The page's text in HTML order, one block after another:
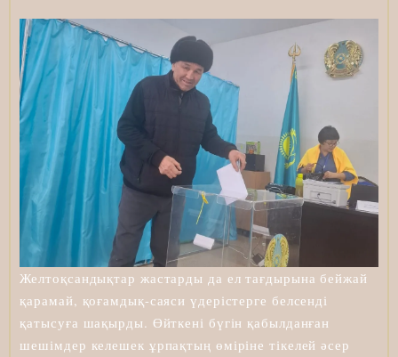
Желтоқсандықтар жастарды да ел тағдырына бейжай
қарамай, қоғамдық-саяси үдерістерге белсенді
қатысуға шақырды. Өйткені бүгін қабылданған
шешімдер келешек ұрпақтың өміріне тікелей әсер